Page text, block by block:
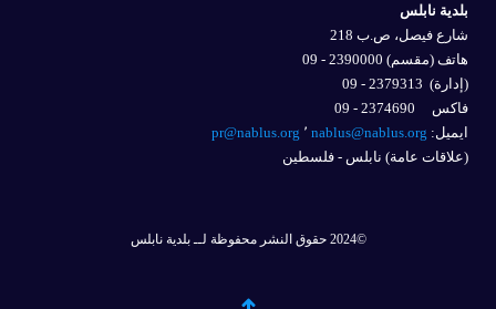
بلدية نابلس
شارع فيصل، ص.ب 218
هاتف (مقسم) 2390000 - 09
(إدارة)
فاكس 2374690 - 09
ايميل: nablus@nablus.org
pr@nablus.org
(علاقات عامة) نابلس - فلسطين
©2024 حقوق النشر محفوظة لــ بلدية نابلس